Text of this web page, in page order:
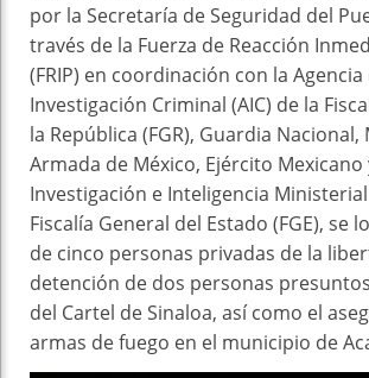
por la Secretaría de Seguridad del
través de la Fuerza de Reacción
(FRIP) en coordinación con la Agencia
Investigación Criminal (AIC) de la
la República (FGR), Guardia Nacional,
Armada de México, Ejército Mexicano
Investigación e Inteligencia Ministerial
Fiscalía General del Estado (FGE), se
de cinco personas privadas de la
detención de dos personas
del Cartel de Sinaloa, así como el
armas de fuego en el municipio de